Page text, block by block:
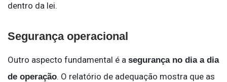
dentro da lei.
Segurança operacional
Outro aspecto fundamental é a segurança no dia a dia
de operação. O relatório de adequação mostra que as